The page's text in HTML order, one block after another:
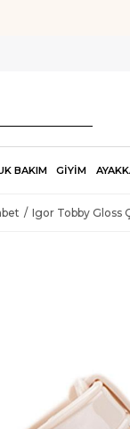
BAKIM GİYİM
Igor Tobby Gloss